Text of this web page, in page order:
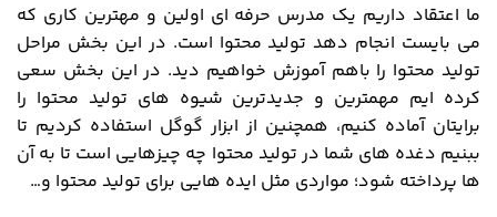
ما اعتقاد داریم یک مدرس حرفه ای اولین و مهترین کاری که
می بایست انجام دهد تولید محتوا است. در این بخش مراحل
تولید محتوا را باهم آموزش خواهیم دید. در این بخش سعی
کرده ایم مهمترین و جدیدترین شیوه های تولید محتوا را
برایتان آماده کنیم، همچنین از ابزار گوگل استفاده کردیم تا
ببنیم دغده های شما در تولید محتوا چه چیزهایی است تا به آن
ها پرداخته شود؛ مواردی مثل ایده هایی برای تولید محتوا و…